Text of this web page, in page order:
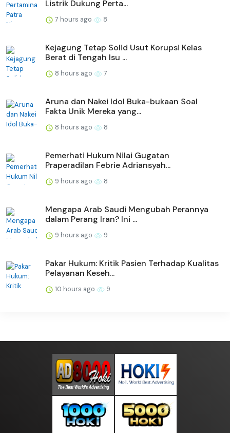
Listrik Dukung Perta...
7 hours ago 8
Kejagung Tetap Solid Usut Korupsi Kelas
Berat di Tengah Isu ...
8 hours ago 7
Aruna dan Nakei Idol Buka-bukaan Soal
Fakta Unik Mereka yang...
8 hours ago 8
Pemerhati Hukum Nilai Gugatan
Praperadilan Febrie Adriansyah...
9 hours ago 8
Mengapa Arab Saudi Mengubah Perannya
dalam Perang Iran? Ini ...
9 hours ago 9
Pakar Hukum: Kritik Pasien Terhadap Kualitas
Pelayanan Keseh...
10 hours ago 9